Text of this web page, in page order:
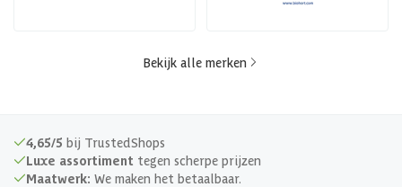
Bekijk alle merken
4,65/5 bij TrustedShops
Luxe assortiment tegen scherpe prijzen
Maatwerk: We maken het betaalbaar.